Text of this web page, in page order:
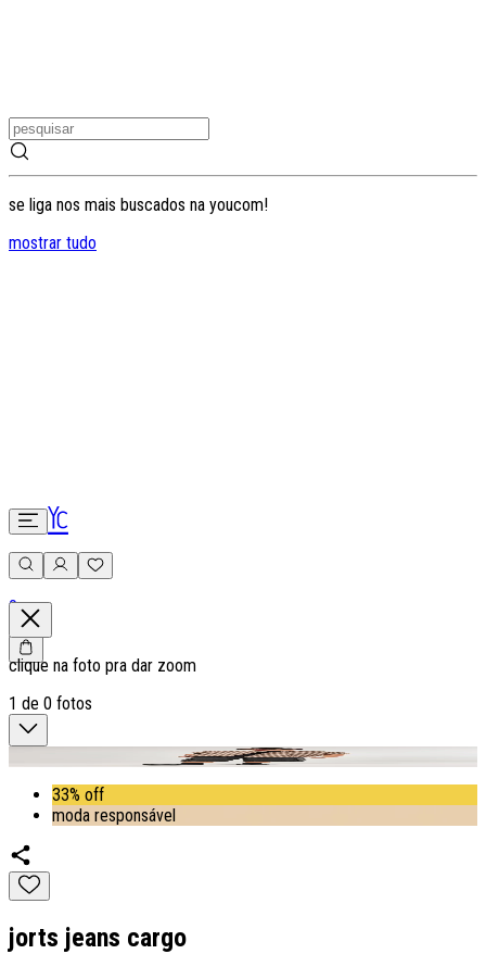
se liga nos mais buscados na youcom!
mostrar tudo
0
clique na foto pra dar zoom
1 de 0 fotos
33% off
moda responsável
jorts jeans cargo